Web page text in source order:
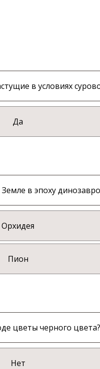
в условиях
Да
в эпоху
Орхидея
Пион
цветы черного цвета?
Нет